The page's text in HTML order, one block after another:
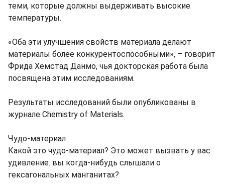
теми, которые должны выдерживать высокие
температуры.
«Оба эти улучшения свойств материала делают
материалы более конкурентоспособными», – говорит
Фрида Хемстад Данмо, чья докторская работа была
посвящена этим исследованиям.
Результаты исследований были опубликованы в
журнале Chemistry of Materials.
Чудо-материал
Какой это чудо-материал? Это может вызвать у вас
удивление. вы когда-нибудь слышали о
гексагональных манганитах?